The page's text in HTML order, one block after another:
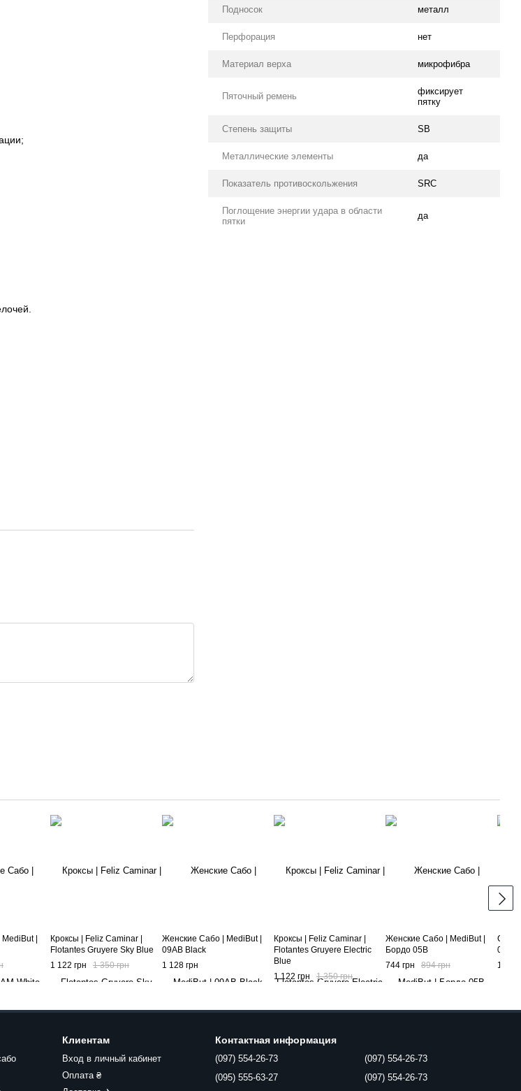
Подносок металл
Перфорация нет
Материал верха микрофибра
Пяточный ремень
фиксирует
пятку
Степень защиты SB
Металлические элементы да
Показатель противоскольжения SRC
Поглощение энергии удара в области
пятки
да
|
Кроксы | Feliz Caminar |
Flotantes Gruyere Sky Blue
1 122 грн
1 350 грн
Женские Сабо | MediBut |
09AB Black
1 128 грн
Кроксы | Feliz Caminar |
Flotantes Gruyere Electric
Blue
1 122 грн
1 350 грн
Женские Сабо | MediBut |
Бордо 05B
744 грн
894 грн
Сабо
09B
1 602
Клиентам
Вход в личный кабинет
Оплата ₴
Контактная информация
(097) 554-26-73
(095) 555-63-27
(097) 554-26-73
(097) 554-26-73